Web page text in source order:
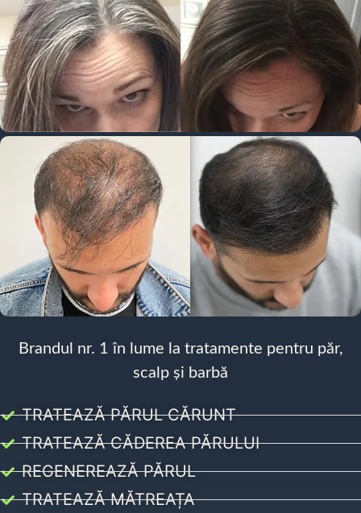
Brandul nr. 1 în lume la tratamente pentru păr,
scalp și barbă
TRATEAZĂ PĂRUL CĂRUNT
TRATEAZĂ CĂDEREA PĂRULUI
REGENEREAZĂ PĂRUL
TRATEAZĂ MĂTREAȚA